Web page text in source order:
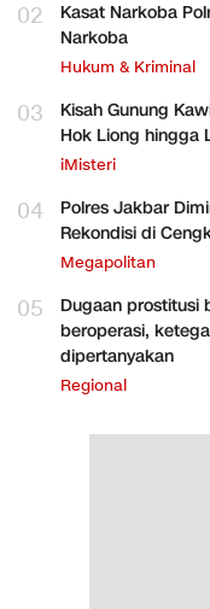
02
Kasat Narkoba
Narkoba
Hukum & Kriminal
03
Kisah Gunung
Hok Liong hingga
iMisteri
04
Polres Jakbar
Rekondisi di
Megapolitan
05
Dugaan prostitusi
beroperasi,
dipertanyakan
Regional